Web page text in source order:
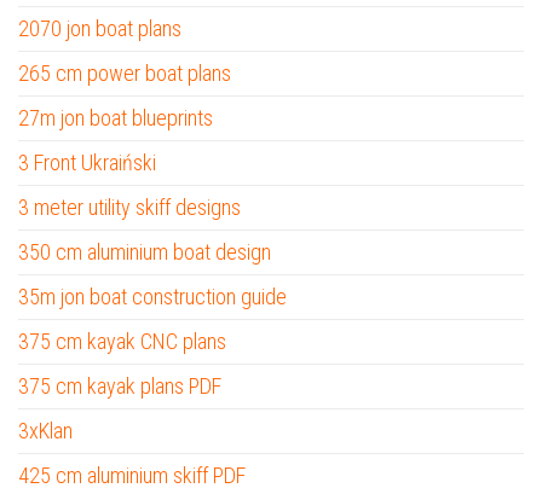
2070 jon boat plans
265 cm power boat plans
27m jon boat blueprints
3 Front Ukraiński
3 meter utility skiff designs
350 cm aluminium boat design
35m jon boat construction guide
375 cm kayak CNC plans
375 cm kayak plans PDF
3xKlan
425 cm aluminium skiff PDF